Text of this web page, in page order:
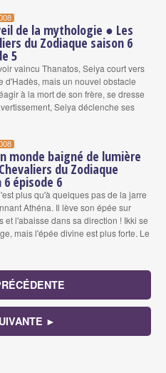
de la mythologie ● Les
du Zodiaque saison 6
5
vaincu Thanatos, Seiya court vers
d'Hadès, mais un nouvel obstacle
à la mort de son frère, se dresse
Seiya déclenche ses
monde baigné de lumière
du Zodiaque
6 épisode 6
plus qu'à quelques pas de la jarre
Athéna. Il lève son épée sur
l'abaisse dans sa direction ! Ikki se
mais l'épée divine est plus forte. Le
►